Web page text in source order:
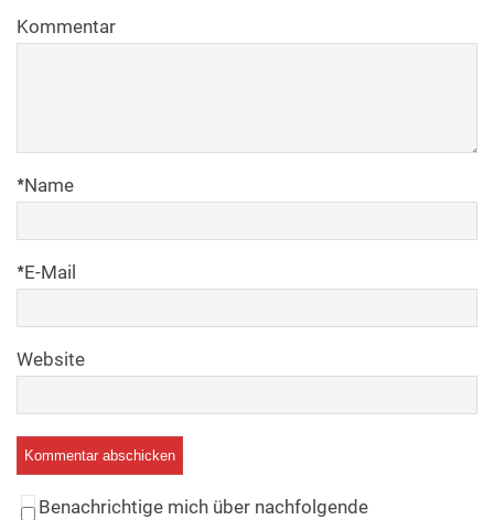
Kommentar
Name
*
E-Mail
*
Website
Benachrichtige mich über nachfolgende